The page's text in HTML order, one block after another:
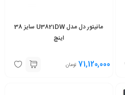
مانیتور دل مدل U3821DW سایز 38
اینچ
71,120,000 تومان